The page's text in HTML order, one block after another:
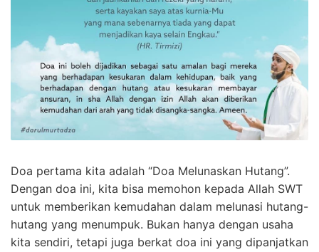
Doa pertama kita adalah “Doa Melunaskan Hutang”.
Dengan doa ini, kita bisa memohon kepada Allah SWT
untuk memberikan kemudahan dalam melunasi hutang-
hutang yang menumpuk. Bukan hanya dengan usaha
kita sendiri, tetapi juga berkat doa ini yang dipanjatkan